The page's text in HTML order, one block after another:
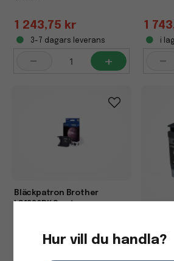
1 243,75 kr
3-7 dagars leverans
- +
1
i
-
Bläckpatron Brother
LC1220BK Svart
293,75 krHur vill du handla?